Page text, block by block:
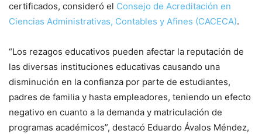
certificados, consideró el Consejo de Acreditación en
Ciencias Administrativas, Contables y Afines (CACECA).
“Los rezagos educativos pueden afectar la reputación de
las diversas instituciones educativas causando una
disminución en la confianza por parte de estudiantes,
padres de familia y hasta empleadores, teniendo un efecto
negativo en cuanto a la demanda y matriculación de
programas académicos”, destacó Eduardo Ávalos Méndez,